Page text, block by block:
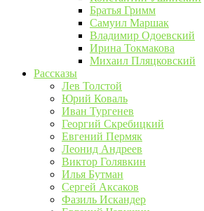
Братья Гримм
Самуил Маршак
Владимир Одоевский
Ирина Токмакова
Михаил Пляцковский
Рассказы
Лев Толстой
Юрий Коваль
Иван Тургенев
Георгий Скребицкий
Евгений Пермяк
Леонид Андреев
Виктор Голявкин
Илья Бутман
Сергей Аксаков
Фазиль Искандер